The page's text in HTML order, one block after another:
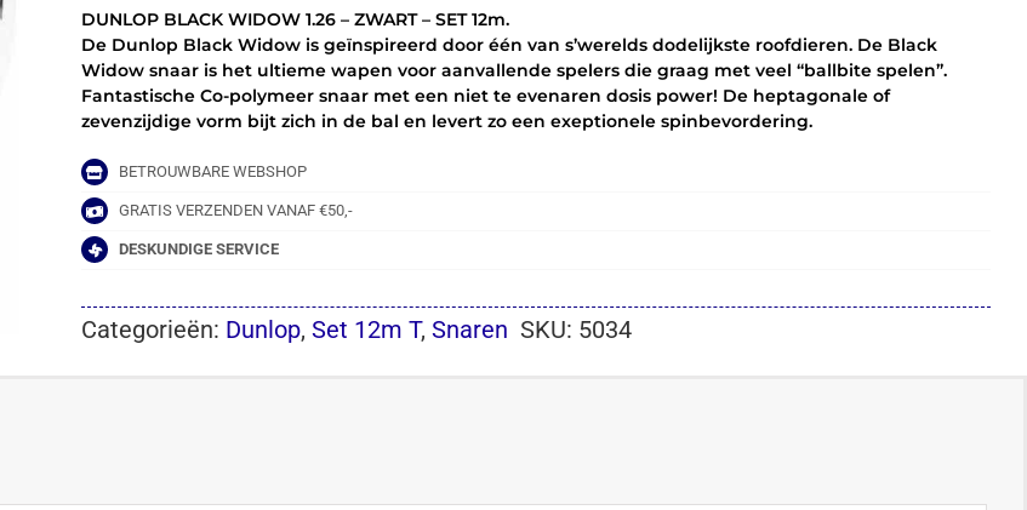
WIDOW
1.26
ZWART
-
SET
aantal
DUNLOP BLACK WIDOW 1.26 – ZWART – SET 12m.
De Dunlop Black Widow is geïnspireerd door één van s’werelds dodelijkste roofdieren. De Black
Widow snaar is het ultieme wapen voor aanvallende spelers die graag met veel “ballbite spelen”.
Fantastische Co-polymeer snaar met een niet te evenaren dosis power! De heptagonale of
zevenzijdige vorm bijt zich in de bal en levert zo een exeptionele spinbevordering.
BETROUWBARE WEBSHOP
GRATIS VERZENDEN VANAF €50,-
DESKUNDIGE SERVICE
Categorieën: Dunlop,Set 12m T,Snaren SKU: 5034